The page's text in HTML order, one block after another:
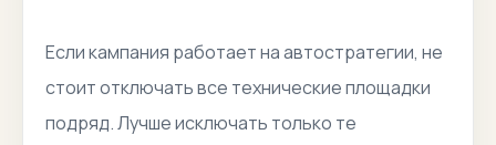
Если кампания работает на автостратегии, не
стоит отключать все технические площадки
подряд. Лучше исключать только те